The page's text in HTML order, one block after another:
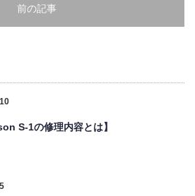
前の記事
S-1の修理内容とは】